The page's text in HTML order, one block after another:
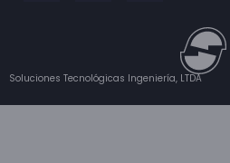
Soluciones Tecnológicas Ingeniería, LTDA